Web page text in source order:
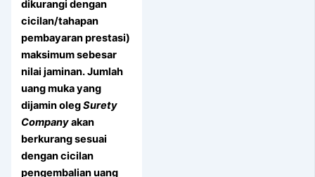
dikurangi dengan
cicilan/tahapan
pembayaran prestasi)
maksimum sebesar
nilai jaminan. Jumlah
uang muka yang
dijamin olegSurety
Companyakan
berkurang sesuai
dengan cicilan
pengembalian uang